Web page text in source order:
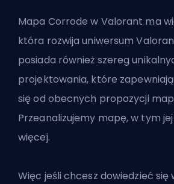
Mapa Corrode w Valorant ma
która rozwija uniwersum
posiada również szereg
projektowania, które
się od obecnych propozycji
Przeanalizujemy mapę, w tym jej
więcej.
Więc jeśli chcesz dowiedzieć się